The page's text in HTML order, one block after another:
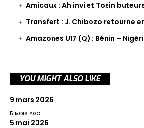
Amicaux : Ahlinvi et Tosin buteurs
Transfert : J. Chibozo retourne
Amazones U17 (Q) : Bénin –
YOU MIGHT ALSO LIKE
9 mars 2026
5 MOIS AGO
5 mai 2026